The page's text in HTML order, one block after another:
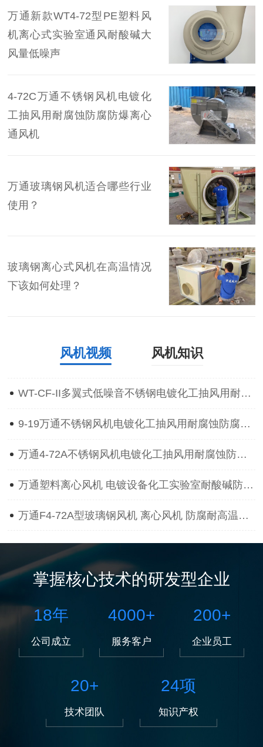
万通新款WT4-72型PE塑料风
机离心式实验室通风耐酸碱大
风量低噪声
4-72C万通不锈钢风机电镀化
工抽风用耐腐蚀防腐防爆离心
通风机
万通玻璃钢风机适合哪些行业
使用？
玻璃钢离心式风机在高温情况
下该如何处理？
风机视频 风机知识
WT-CF-II多翼式低噪音不锈钢电镀化工抽风用耐腐蚀防腐离心通风机
9-19万通不锈钢风机电镀化工抽风用耐腐蚀防腐防爆离心通风机
万通4-72A不锈钢风机电镀化工抽风用耐腐蚀防腐防爆离心通风机
万通塑料离心风机 电镀设备化工实验室耐酸碱防腐蚀抽风用通风机
万通F4-72A型玻璃钢风机 离心风机 防腐耐高温离心风机
掌握核心技术的研发型企业
18年
公司成立
4000+
服务客户
200+
企业员工
20+
技术团队
24项
知识产权